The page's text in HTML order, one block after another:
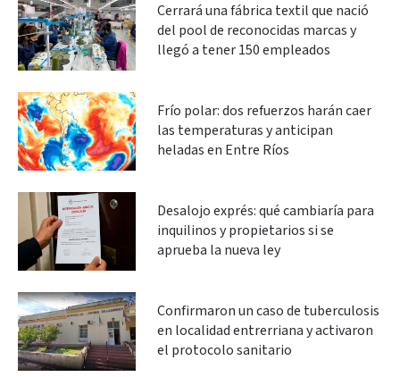
Cerrará una fábrica textil que nació
del pool de reconocidas marcas y
llegó a tener 150 empleados
Frío polar: dos refuerzos harán caer
las temperaturas y anticipan
heladas en Entre Ríos
Desalojo exprés: qué cambiaría para
inquilinos y propietarios si se
aprueba la nueva ley
Confirmaron un caso de tuberculosis
en localidad entrerriana y activaron
el protocolo sanitario